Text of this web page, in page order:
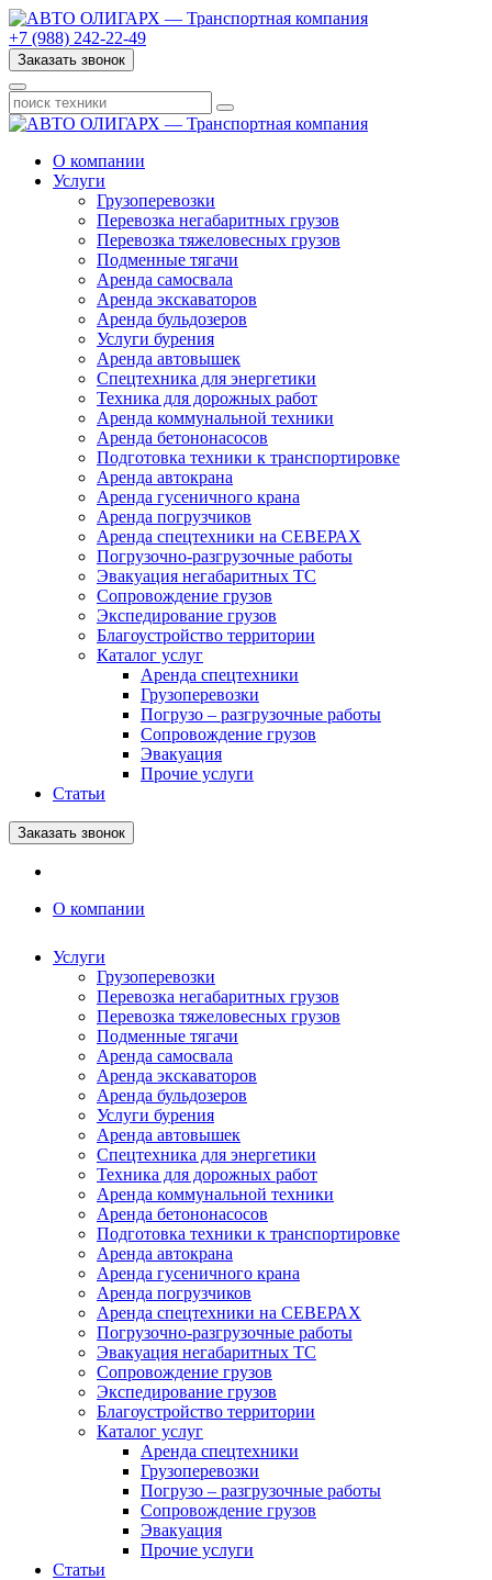
+7 (988) 242-22-49
Заказать звонок
О компании
Услуги
Грузоперевозки
Перевозка негабаритных грузов
Перевозка тяжеловесных грузов
Подменные тягачи
Аренда самосвала
Аренда экскаваторов
Аренда бульдозеров
Услуги бурения
Аренда автовышек
Спецтехника для энергетики
Техника для дорожных работ
Аренда коммунальной техники
Аренда бетононасосов
Подготовка техники к транспортировке
Аренда автокрана
Аренда гусеничного крана
Аренда погрузчиков
Аренда спецтехники на СЕВЕРАХ
Погрузочно-разгрузочные работы
Эвакуация негабаритных ТС
Сопровождение грузов
Экспедирование грузов
Благоустройство территории
Каталог услуг
Аренда спецтехники
Грузоперевозки
Погрузо – разгрузочные работы
Сопровождение грузов
Эвакуация
Прочие услуги
Статьи
Заказать звонок
О компании
Услуги
Грузоперевозки
Перевозка негабаритных грузов
Перевозка тяжеловесных грузов
Подменные тягачи
Аренда самосвала
Аренда экскаваторов
Аренда бульдозеров
Услуги бурения
Аренда автовышек
Спецтехника для энергетики
Техника для дорожных работ
Аренда коммунальной техники
Аренда бетононасосов
Подготовка техники к транспортировке
Аренда автокрана
Аренда гусеничного крана
Аренда погрузчиков
Аренда спецтехники на СЕВЕРАХ
Погрузочно-разгрузочные работы
Эвакуация негабаритных ТС
Сопровождение грузов
Экспедирование грузов
Благоустройство территории
Каталог услуг
Аренда спецтехники
Грузоперевозки
Погрузо – разгрузочные работы
Сопровождение грузов
Эвакуация
Прочие услуги
Статьи